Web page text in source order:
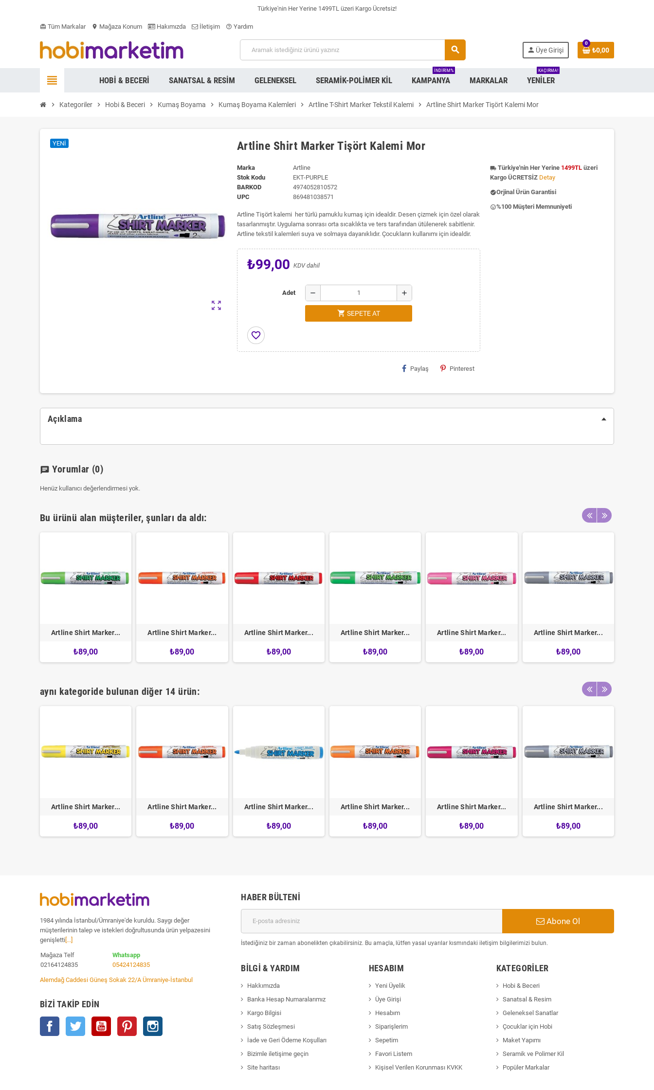
Türkiye'nin Her Yerine 1499TL üzeri Kargo Ücretsiz!
card_giftcard Tüm Markalar location_on Mağaza Konum Hakımızda İletişim help_outline Yardım
search person Üye Girişi
0
₺0,00
view_headline HOBI & BECERI SANATSAL & RESIM GELENEKSEL SERAMIK-POLIMER KIL KAMPANYA
INDIRIM%
MARKALAR YENILER
KAÇIRMA!
chevron_right Kategoriler chevron_right Hobi & Beceri chevron_right Kumaş Boyama chevron_right Kumaş Boyama Kalemleri chevron_right Artline T-Shirt Marker Tekstil Kalemi chevron_right Artline Shirt Marker Tişört Kalemi Mor
zoom_out_map
YENI Artline Shirt Marker Tişört Kalemi Mor
Marka
Artline
Stok Kodu
EKT-PURPLE
BARKOD
4974052810572
UPC
869481038571
Artline Tişört kalemi her türlü pamuklu kumaş için idealdir. Desen çizmek için özel olarak
tasarlanmıştır. Uygulama sonrası orta sıcaklıkta ve ters tarafından ütülenerek sabitlenir.
Artline tekstil kalemleri suya ve solmaya dayanıklıdır. Çocukların kullanımı için idealdir.
₺99,00 KDV dahil
Adet remove add
shopping_cart SEPETE AT
favorite_border
Paylaş Pinterest
local_shipping Türkiye'nin Her Yerine 1499TLüzeri
Kargo ÜCRETSİZ Detay
check_circleOrjinal Ürün Garantisi
insert_emoticon%100 Müşteri Memnuniyeti
Açıklama
chat Yorumlar (0)
Henüz kullanıcı değerlendirmesi yok.
Bu ürünü alan müşteriler, şunları da aldı:
Artline Shirt Marker...
₺89,00
Artline Shirt Marker...
₺89,00
Artline Shirt Marker...
₺89,00
Artline Shirt Marker...
₺89,00
Artline Shirt Marker...
₺89,00
Artline Shirt Marker...
₺89,00
aynı kategoride bulunan diğer 14 ürün:
Artline Shirt Marker...
₺89,00
Artline Shirt Marker...
₺89,00
Artline Shirt Marker...
₺89,00
Artline Shirt Marker...
₺89,00
Artline Shirt Marker...
₺89,00
Artline Shirt Marker...
₺89,00
1984 yılında İstanbul/Ümraniye'de kuruldu. Saygı değer
müşterilerinin talep ve istekleri doğrultusunda ürün yelpazesini
genişletti [...]
Mağaza Telf
02164124835
Whatsapp
05424124835
Alemdağ Caddesi Güneş Sokak 22/A Ümraniye-İstanbul
BIZI TAKIP EDIN
Facebook Twitter YouTube Pinterest
HABER BÜLTENI
Abone Ol
İstediğiniz bir zaman abonelikten çıkabilirsiniz. Bu amaçla, lütfen yasal uyarılar kısmındaki iletişim bilgilerimizi bulun.
BILGI & YARDIM
Hakkımızda
Banka Hesap Numaralarımız
Kargo Bilgisi
Satış Sözleşmesi
İade ve Geri Ödeme Koşulları
Bizimle iletişime geçin
Site haritası
HESABIM
Yeni Üyelik
Üye Girişi
Hesabım
Siparişlerim
Sepetim
Favori Listem
Kişisel Verilen Korunması KVKK
KATEGORILER
Hobi & Beceri
Sanatsal & Resim
Geleneksel Sanatlar
Çocuklar için Hobi
Maket Yapımı
Seramik ve Polimer Kil
Popüler Markalar